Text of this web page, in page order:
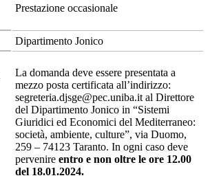
Prestazione occasionale
Dipartimento Jonico
La domanda deve essere presentata a
mezzo posta certificata all’indirizzo:
segreteria.djsge@pec.uniba.it al Direttore
del Dipartimento Jonico in “Sistemi
Giuridici ed Economici del Mediterraneo:
società, ambiente, culture”, via Duomo,
259 – 74123 Taranto. In ogni caso deve
pervenire entro e non oltre le ore 12.00
del 18.01.2024.